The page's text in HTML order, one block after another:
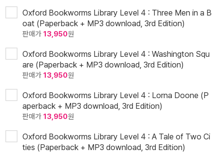
Oxford Bookworms Library Level 4 : Three Men in a B
oat (Paperback + MP3 download, 3rd Edition)
판매가 13,950원
Oxford Bookworms Library Level 4 : Washington Squ
are (Paperback + MP3 download, 3rd Edition)
판매가 13,950원
Oxford Bookworms Library Level 4 : Lorna Doone (P
aperback + MP3 download, 3rd Edition)
판매가 13,950원
Oxford Bookworms Library Level 4 : A Tale of Two Ci
ties (Paperback + MP3 download, 3rd Edition)